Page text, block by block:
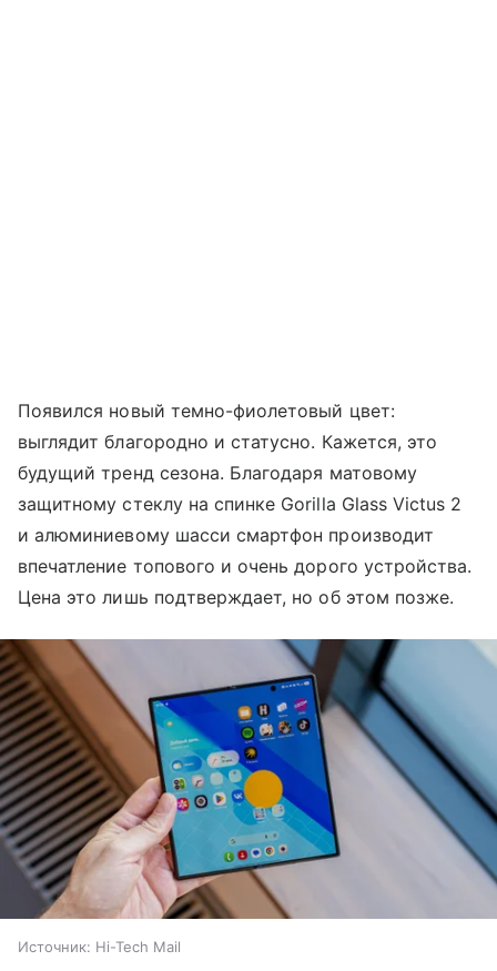
Появился новый темно-фиолетовый цвет:
выглядит благородно и статусно. Кажется, это
будущий тренд сезона. Благодаря матовому
защитному стеклу на спинке Gorilla Glass Victus 2
и алюминиевому шасси смартфон производит
впечатление топового и очень дорого устройства.
Цена это лишь подтверждает, но об этом позже.
Источник: Hi-Tech Mail